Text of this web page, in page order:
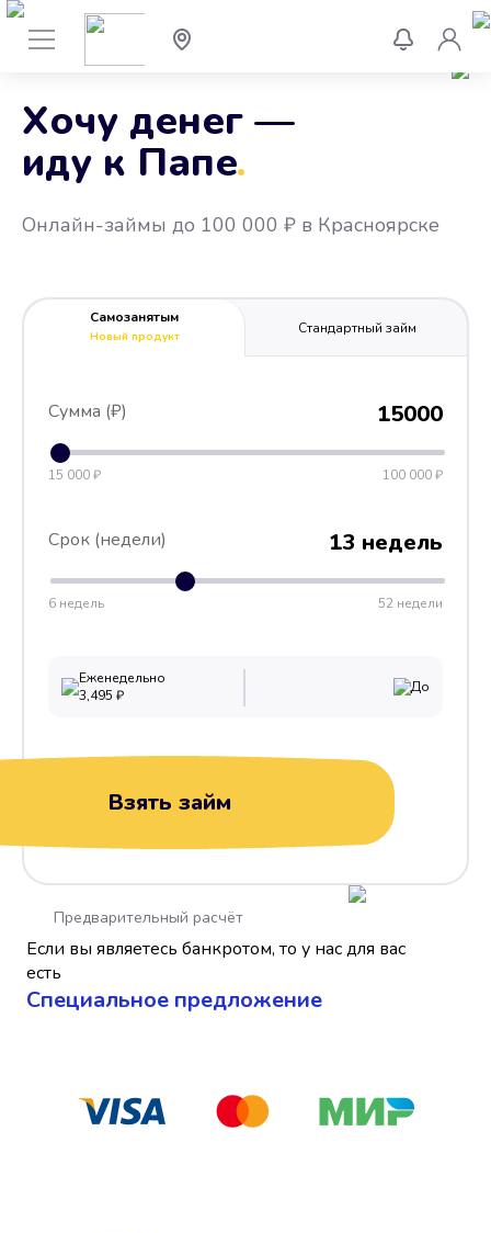
Хочу денег —
иду к Папе
.
Онлайн-займы до 100 000 ₽ в Красноярске
Самозанятым
Новый продукт
Стандартный займ
Сумма (₽) 15000
15 000 ₽ 100 000 ₽
Срок (недели) 13 недель
6 недель 52 недели
Еженедельно
3,495 ₽ До
Взять займ
Если вы являетесь банкротом, то у нас для вас
есть
Cпециальное предложение
Предварительный расчёт